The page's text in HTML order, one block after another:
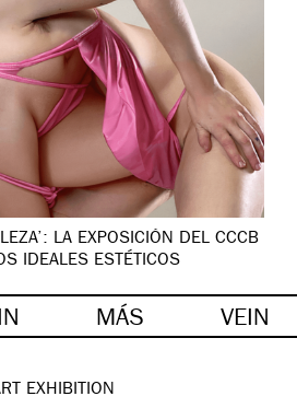
LA EXPOSICIÓN DEL CCCB
IDEALES ESTÉTICOS
MÁS VEIN
EXHIBITION